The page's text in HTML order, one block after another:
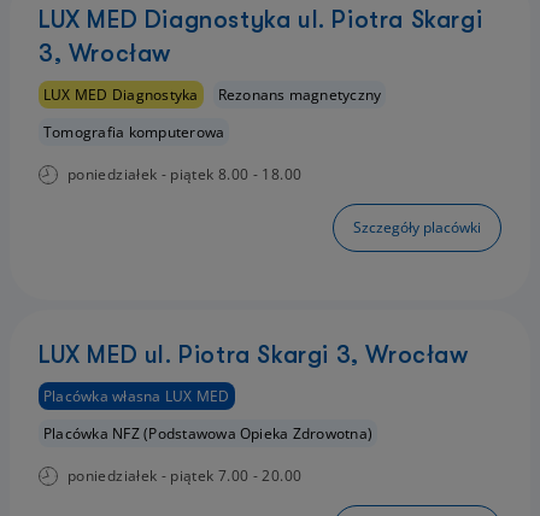
LUX MED Diagnostyka ul. Piotra Skargi
3, Wrocław
LUX MED Diagnostyka
Rezonans magnetyczny
Tomografia komputerowa
poniedziałek - piątek 8.00 - 18.00
Szczegóły placówki
LUX MED ul. Piotra Skargi 3, Wrocław
Placówka własna LUX MED
Placówka NFZ (Podstawowa Opieka Zdrowotna)
poniedziałek - piątek 7.00 - 20.00